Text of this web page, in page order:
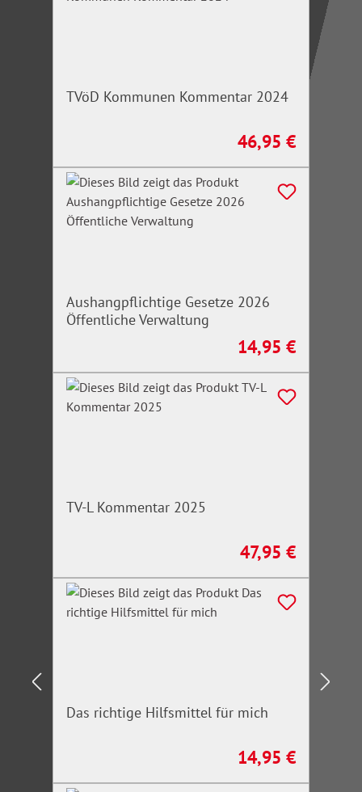
TVöD Kommunen Kommentar 2024
Regulärer Preis:
46,95 €
Aushangpflichtige Gesetze 2026
Öffentliche Verwaltung
Regulärer Preis:
14,95 €
TV-L Kommentar 2025
Regulärer Preis:
47,95 €
Das richtige Hilfsmittel für mich
Regulärer Preis:
14,95 €